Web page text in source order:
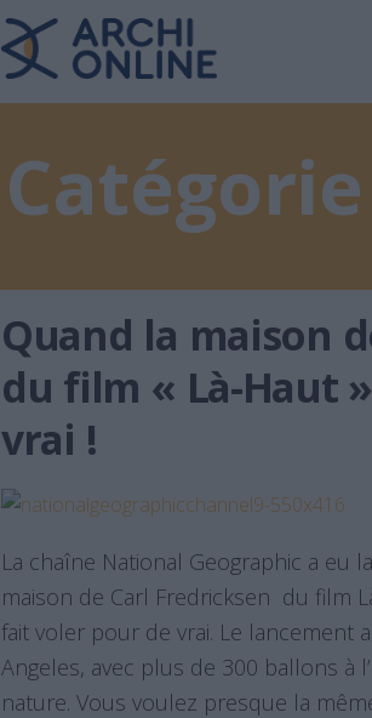
Quand la maison
du film « Là-Haut
vrai !
La chaîne National Geographic a eu
maison de Carl Fredricksen du film
fait voler pour de vrai. Le lancement
Angeles, avec plus de 300 ballons à
nature. Vous voulez presque la